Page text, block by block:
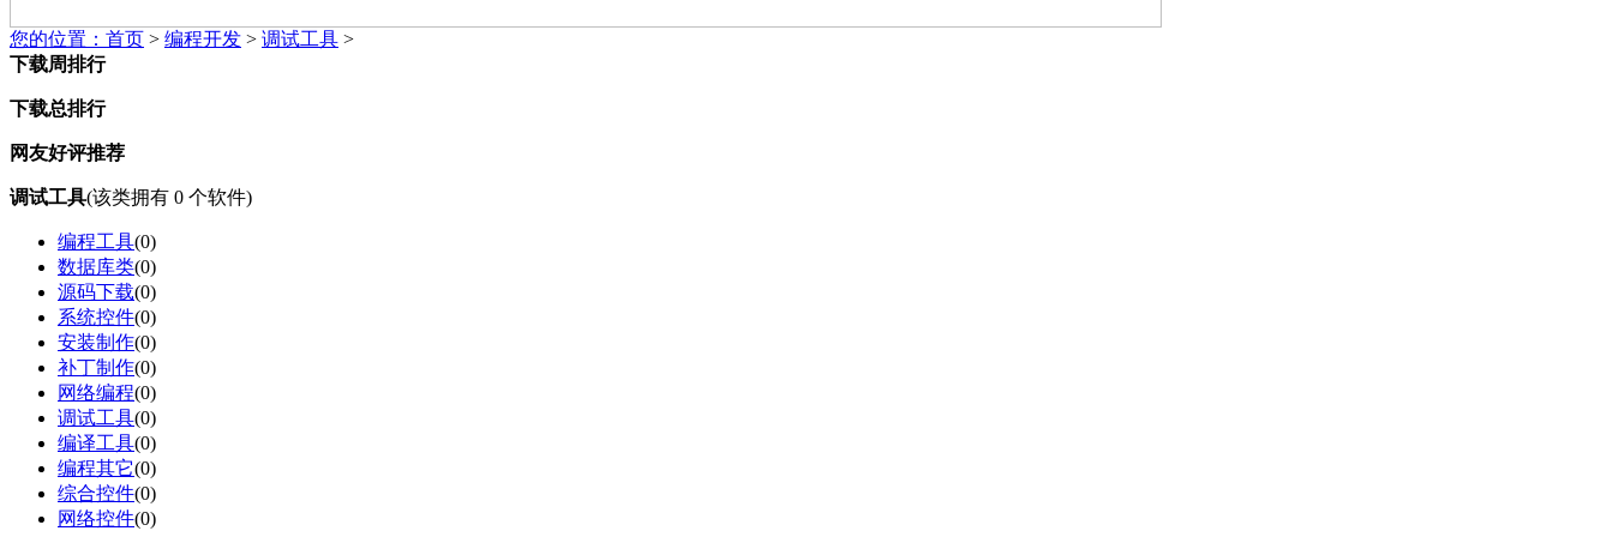
您的位置： 首页 > 编程开发 > 调试工具 >
下载周排行
下载总排行
网友好评推荐
调试工具(该类拥有 0 个软件)
编程工具(0)
数据库类(0)
源码下载(0)
系统控件(0)
安装制作(0)
补丁制作(0)
网络编程(0)
调试工具(0)
编译工具(0)
编程其它(0)
综合控件(0)
网络控件(0)